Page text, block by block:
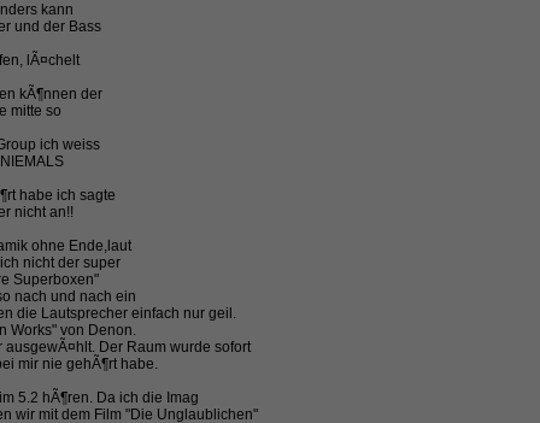
kann
und der Bass
lÃ¤chelt
kÃ¶nnen der
mitte so
ich weiss
habe ich sagte
nicht an!!
ohne Ende,laut
nicht der super
Superboxen"
nach und nach ein
die Lautsprecher einfach nur geil.
Works" von Denon.
Der Raum wurde sofort
mir nie gehÃ¶rt habe.
5.2 hÃ¶ren. Da ich die Imag
wir mit dem Film "Die Unglaublichen"